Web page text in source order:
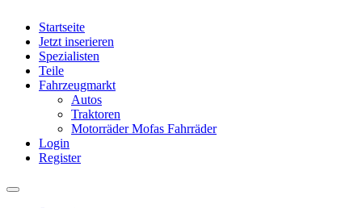
Startseite
Jetzt inserieren
Spezialisten
Teile
Fahrzeugmarkt
Autos
Traktoren
Motorräder Mofas Fahrräder
Login
Register